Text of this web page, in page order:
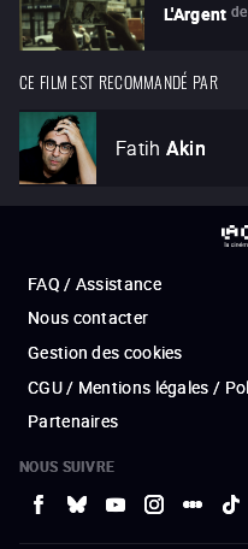
L'Argent de
CE FILM EST RECOMMANDÉ PAR
Fatih Akin
FAQ / Assistance
Nous contacter
Gestion des cookies
CGU / Mentions légales /
Partenaires
NOUS SUIVRE